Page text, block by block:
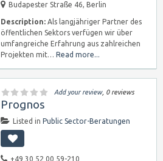
Budapester Straße 46, Berlin
Description: Als langjähriger Partner des
öffentlichen Sektors verfügen wir über
umfangreiche Erfahrung aus zahlreichen
Projekten mit… Read more...
Add your review, 0 reviews
Prognos
Listed in Public Sector-Beratungen
+49 30 52 00 59-210